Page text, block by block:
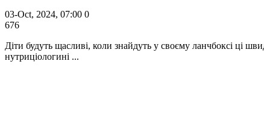
03-Oct, 2024, 07:00 0
676
Діти будуть щасливі, коли знайдуть у своєму ланчбоксі ці
нутриціологині ...